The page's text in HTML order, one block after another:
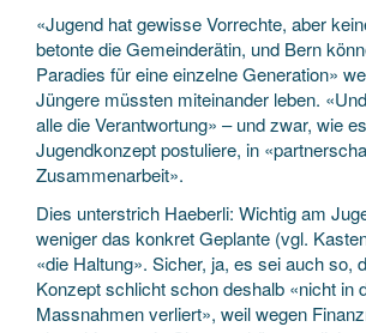
«Jugend hat gewisse Vorrechte, aber
betonte die Gemeinderätin, und Bern
Paradies für eine einzelne Generation»
Jüngere müssten miteinander leben.
alle die Verantwortung» – und zwar, wie
Jugendkonzept postuliere, in
Zusammenarbeit».
Dies unterstrich Haeberli: Wichtig am
weniger das konkret Geplante (vgl.
«die Haltung». Sicher, ja, es sei auch so,
Konzept schlicht schon deshalb «nicht in
Massnahmen verliert», weil wegen